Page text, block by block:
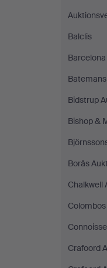
Balclis
Bidstrup
Bishop &
Borås
Chalkwell
Colombos
Crafoord